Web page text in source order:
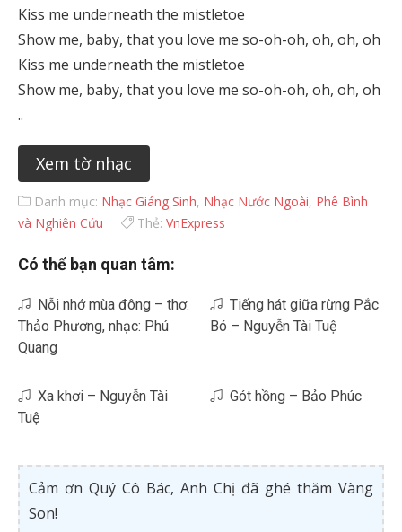
Kiss me underneath the mistletoe
Show me, baby, that you love me so-oh-oh, oh, oh, oh
Kiss me underneath the mistletoe
Show me, baby, that you love me so-oh-oh, oh, oh, oh
..
Xem tờ nhạc
Danh mục: Nhạc Giáng Sinh, Nhạc Nước Ngoài, Phê Bình
và Nghiên Cứu
Thẻ: VnExpress
Có thể bạn quan tâm:
Nỗi nhớ mùa đông – thơ:
Thảo Phương, nhạc: Phú
Quang
Tiếng hát giữa rừng Pắc
Bó – Nguyễn Tài Tuệ
Xa khơi – Nguyễn Tài
Tuệ
Gót hồng – Bảo Phúc
Cảm ơn Quý Cô Bác, Anh Chị đã ghé thăm Vàng
Son!